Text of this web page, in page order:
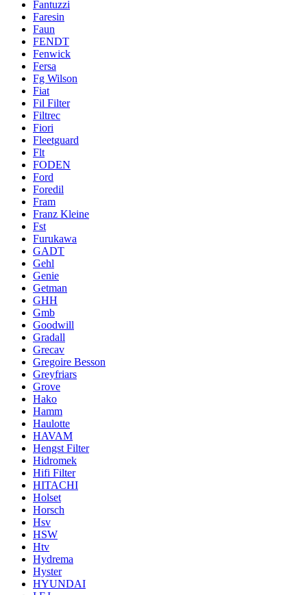
Fantuzzi
Faresin
Faun
FENDT
Fenwick
Fersa
Fg Wilson
Fiat
Fil Filter
Filtrec
Fiori
Fleetguard
Flt
FODEN
Ford
Foredil
Fram
Franz Kleine
Fst
Furukawa
GADT
Gehl
Genie
Getman
GHH
Gmb
Goodwill
Gradall
Grecav
Gregoire Besson
Greyfriars
Grove
Hako
Hamm
Haulotte
HAVAM
Hengst Filter
Hidromek
Hifi Filter
HITACHI
Holset
Horsch
Hsv
HSW
Htv
Hydrema
Hyster
HYUNDAI